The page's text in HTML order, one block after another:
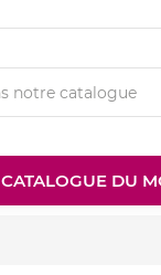
CATALOGUE DU